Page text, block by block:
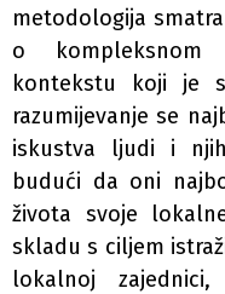
metodologija
o kompleksnom
kontekstu koji je
razumijevanje se
iskustva ljudi i
budući da oni
života svoje
skladu s ciljem
lokalnoj